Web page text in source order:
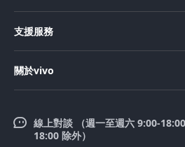
X200 Pro
X200
X200 FE
V50 Lite 5G
V50
購買手機
購買配件
支援服務
服務中心
Funtouch OS
關於vivo
新聞中心線上對談 （週一至週六 9:00-
18:00 除外）